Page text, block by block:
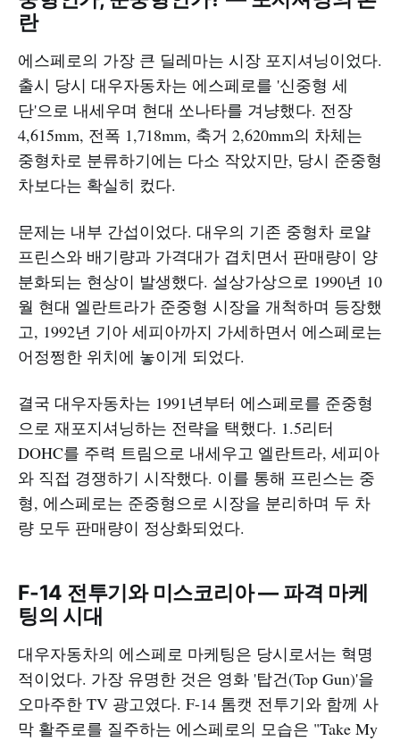
란
에스페로의 가장 큰 딜레마는 시장 포지셔닝이었다.
출시 당시 대우자동차는 에스페로를 '신중형 세
단'으로 내세우며 현대 쏘나타를 겨냥했다. 전장
4,615mm, 전폭 1,718mm, 축거 2,620mm의 차체는
중형차로 분류하기에는 다소 작았지만, 당시 준중형
차보다는 확실히 컸다.
문제는 내부 간섭이었다. 대우의 기존 중형차 로얄
프린스와 배기량과 가격대가 겹치면서 판매량이 양
분화되는 현상이 발생했다. 설상가상으로 1990년 10
월 현대 엘란트라가 준중형 시장을 개척하며 등장했
고, 1992년 기아 세피아까지 가세하면서 에스페로는
어정쩡한 위치에 놓이게 되었다.
결국 대우자동차는 1991년부터 에스페로를 준중형
으로 재포지셔닝하는 전략을 택했다. 1.5리터
DOHC를 주력 트림으로 내세우고 엘란트라, 세피아
와 직접 경쟁하기 시작했다. 이를 통해 프린스는 중
형, 에스페로는 준중형으로 시장을 분리하며 두 차
량 모두 판매량이 정상화되었다.
F-14 전투기와 미스코리아 — 파격 마케
팅의 시대
대우자동차의 에스페로 마케팅은 당시로서는 혁명
적이었다. 가장 유명한 것은 영화 '탑건(Top Gun)'을
오마주한 TV 광고였다. F-14 톰캣 전투기와 함께 사
막 활주로를 질주하는 에스페로의 모습은 "Take My